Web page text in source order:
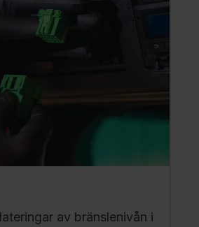
av bränslenivån i